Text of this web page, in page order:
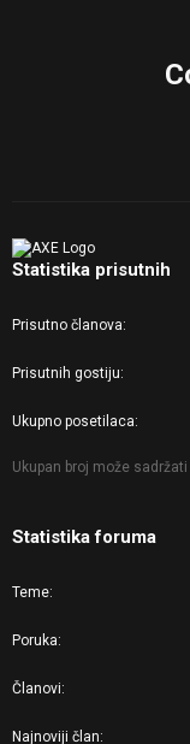
Statistika prisutnih
Prisutno članova
Prisutnih gostiju
Ukupno posetilaca
Ukupan broj može
Statistika foruma
Teme
Poruka
Članovi
Najnoviji član